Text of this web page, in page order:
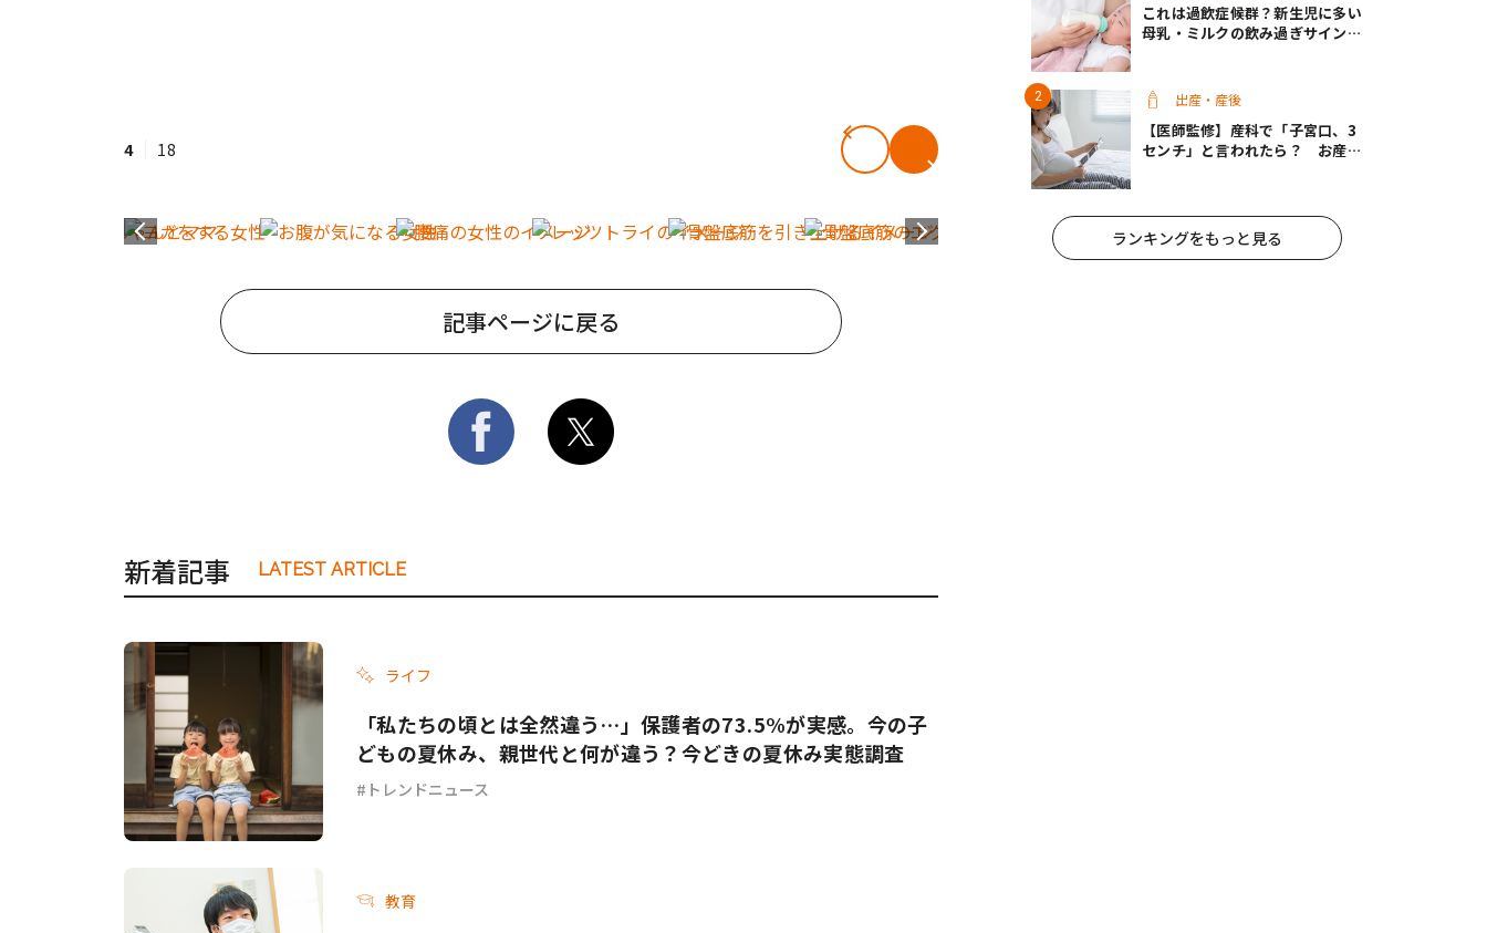
4 18
記事ページに戻る
新着記事 LATEST ARTICLE
ライフ
「私たちの頃とは全然違う…」保護者の73.5%が実感。今の子
どもの夏休み、親世代と何が違う？今どきの夏休み実態調査
トレンドニュース
教育
これは過飲症候群？新生児に多い
母乳・ミルクの飲み過ぎサインと
出産・産後
【医師監修】産科で「子宮口、3
センチ」と言われたら？ お産は
ランキングをもっと見る